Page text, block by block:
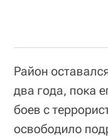
Район
два года, пока
боев с
освободило